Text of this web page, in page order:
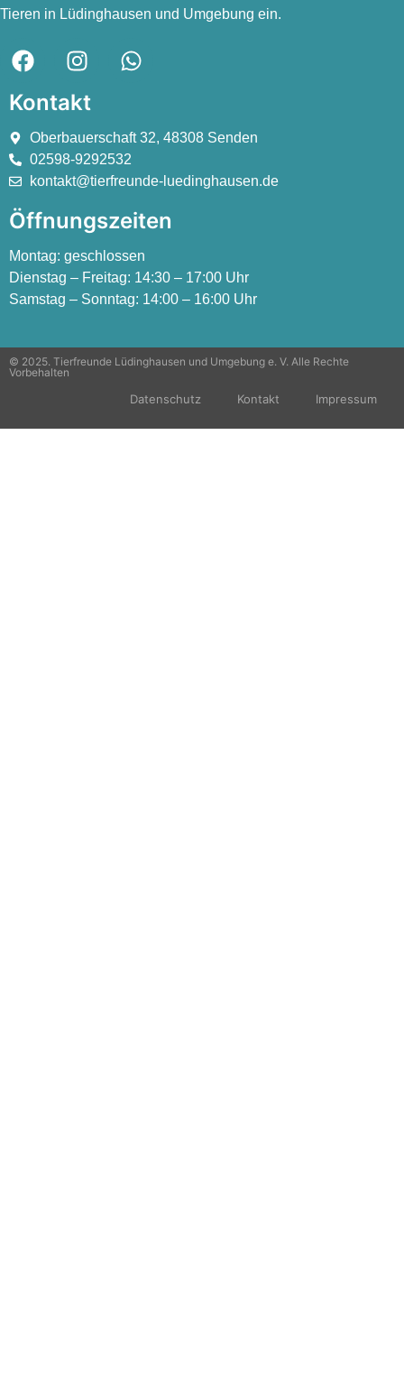
Tieren in Lüdinghausen und Umgebung ein.
Kontakt
Oberbauerschaft 32, 48308 Senden
02598-9292532
kontakt@tierfreunde-luedinghausen.de
Öffnungszeiten
Montag: geschlossen
Dienstag – Freitag: 14:30 – 17:00 Uhr
Samstag – Sonntag: 14:00 – 16:00 Uhr
© 2025. Tierfreunde Lüdinghausen und Umgebung e. V. Alle Rechte
Vorbehalten
Datenschutz Kontakt Impressum